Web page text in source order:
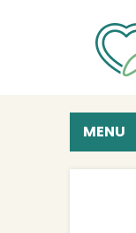
MENU